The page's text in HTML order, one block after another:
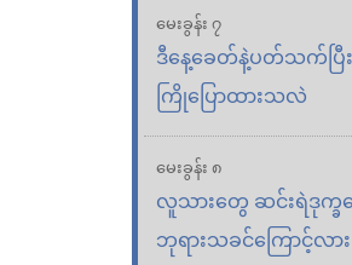
မေးခွန်း ၇
ဒီနေ့ခေတ်နဲ့ပတ်သက်ပြီ
ကြိုပြောထားသလဲ
မေးခွန်း ၈
လူသားတွေ ဆင်းရဲဒုက္
ဘုရားသခင်ကြောင့်လား